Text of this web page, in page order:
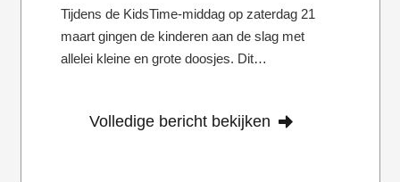
Tijdens de KidsTime-middag op zaterdag 21
maart gingen de kinderen aan de slag met
allelei kleine en grote doosjes. Dit…
Volledige bericht bekijken